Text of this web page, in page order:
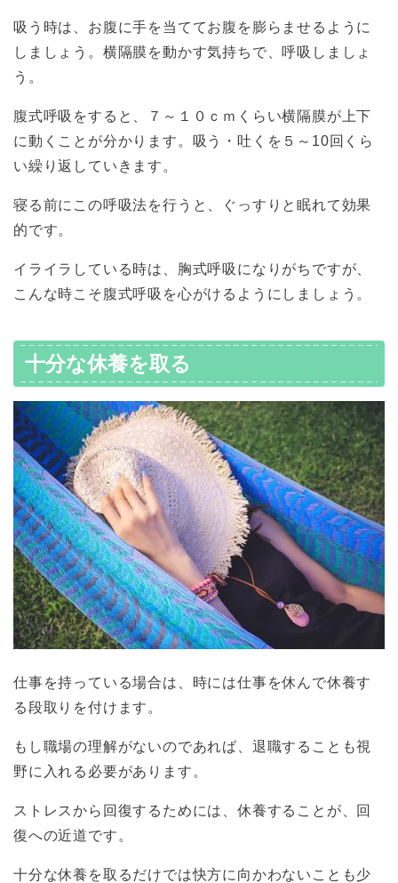
吸う時は、お腹に手を当ててお腹を膨らませるように
しましょう。横隔膜を動かす気持ちで、呼吸しましょ
う。
腹式呼吸をすると、７～１０ｃｍくらい横隔膜が上下
に動くことが分かります。吸う・吐くを５～10回くら
い繰り返していきます。
寝る前にこの呼吸法を行うと、ぐっすりと眠れて効果
的です。
イライラしている時は、胸式呼吸になりがちですが、
こんな時こそ腹式呼吸を心がけるようにしましょう。
十分な休養を取る
仕事を持っている場合は、時には仕事を休んで休養す
る段取りを付けます。
もし職場の理解がないのであれば、退職することも視
野に入れる必要があります。
ストレスから回復するためには、休養することが、回
復への近道です。
十分な休養を取るだけでは快方に向かわないことも少